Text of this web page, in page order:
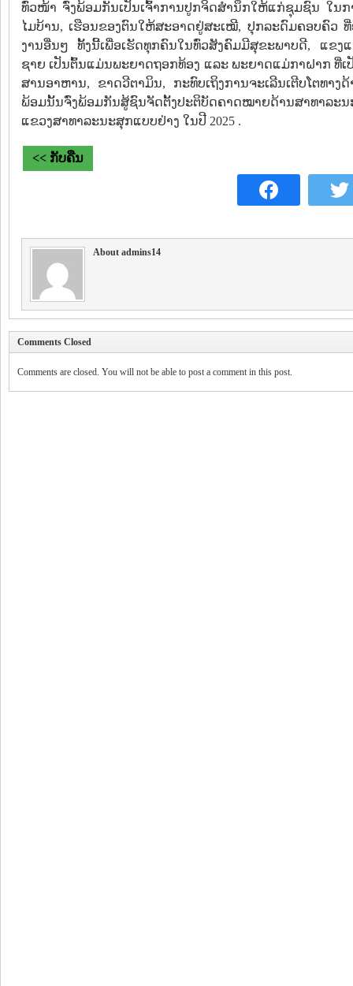
ທົ່ວໜ້າ ຈົ່ງພ້ອມກັນເປັນເຈົ້າການປູກຈິດສໍານຶກໃຫ້ແກ່ຊຸມຊົນ ໃ
ໄມບ້ານ, ເຮືອນຂອງຕົນໃຫ້ສະອາດຢູ່ສະເໝີ, ປຸກລະດົມຄອບຄົວ
ງານອື່ນໆ ທັ້ງນີ້ເພື່ອເຮັດທຸກຄົນໃນທົ່ວສັງຄົມມີສຸຂະພາບດີ, ແຂ
ຊາຍ ເປັນຕົ້ນແມ່ນພະຍາດຖອກທ້ອງ ແລະ ພະຍາດແມ່ກາຝາກ ທີ່ເ
ສານອາຫານ, ຂາດວີຕາມິນ, ກະທົບເຖິງການຈະເລີນເຕີບໂຕທ
ພ້ອມນັ້ນຈົ່ງພ້ອມກັນສູ້ຊົນຈັດຕັ້ງປະຕິບັດຄາດໝາຍດ້ານສາທາລະນ
ແຂວງສາທາລະນະສຸກແບບຢ່າງ ໃນປີ 2025 .
<< ກັບຄືນ
About admins14
Comments Closed
Comments are closed. You will not be able to post a comment in this post.